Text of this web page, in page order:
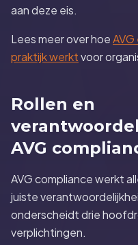
aan deze eis.
Lees meer over hoe
praktijk werktvoor
Rollen en
AVG
AVG compliance werkt
juiste
onderscheidt drie
verplichtingen.